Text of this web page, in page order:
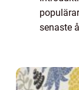
senaste
...